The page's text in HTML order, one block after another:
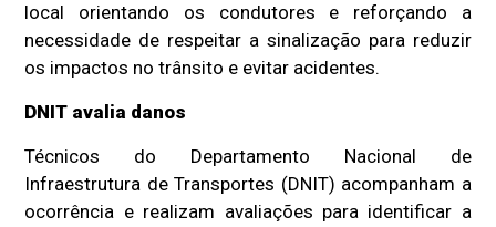
local orientando os condutores e reforçando a
necessidade de respeitar a sinalização para reduzir
os impactos no trânsito e evitar acidentes.
DNIT avalia danos
Técnicos do Departamento Nacional de
Infraestrutura de Transportes (DNIT) acompanham a
ocorrência e realizam avaliações para identificar a